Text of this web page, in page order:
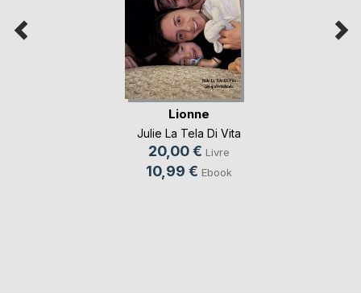
Lionne
Julie La Tela Di Vita
20,00 € Livre
10,99 € Ebook